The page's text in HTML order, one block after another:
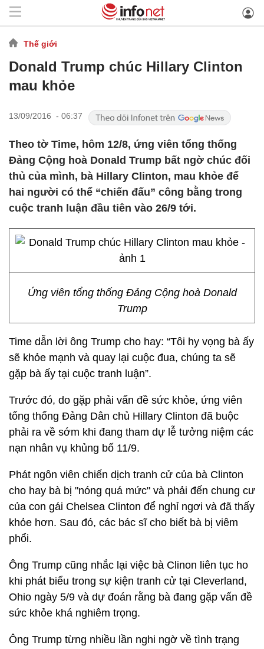
Thế giới
Donald Trump chúc Hillary Clinton
mau khỏe
13/09/2016 - 06:37
Theo tờ Time, hôm 12/8, ứng viên tổng thống
Đảng Cộng hoà Donald Trump bất ngờ chúc đối
thủ của mình, bà Hillary Clinton, mau khỏe để
hai người có thể “chiến đấu” công bằng trong
cuộc tranh luận đầu tiên vào 26/9 tới.
Ứng viên tổng thống Đảng Cộng hoà Donald
Trump
Time dẫn lời ông Trump cho hay: “Tôi hy vọng bà ấy
sẽ khỏe mạnh và quay lại cuộc đua, chúng ta sẽ
gặp bà ấy tại cuộc tranh luận”.
Trước đó, do gặp phải vấn đề sức khỏe, ứng viên
tổng thống Đảng Dân chủ Hillary Clinton đã buộc
phải ra về sớm khi đang tham dự lễ tưởng niệm các
nạn nhân vụ khủng bố 11/9.
Phát ngôn viên chiến dịch tranh cử của bà Clinton
cho hay bà bị "nóng quá mức" và phải đến chung cư
của con gái Chelsea Clinton để nghỉ ngơi và đã thấy
khỏe hơn. Sau đó, các bác sĩ cho biết bà bị viêm
phổi.
Ông Trump cũng nhắc lại việc bà Clinon liên tục ho
khi phát biểu trong sự kiện tranh cử tại Cleverland,
Ohio ngày 5/9 và dự đoán rằng bà đang gặp vấn đề
sức khỏe khá nghiêm trọng.
Ông Trump từng nhiều lần nghi ngờ về tình trạng